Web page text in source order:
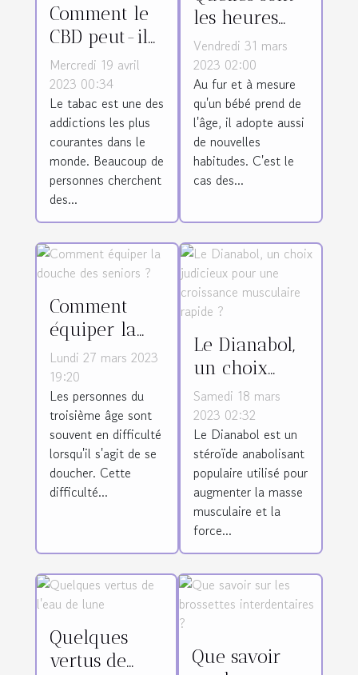
Comment le
CBD peut-il
être utilisé
comme une
alternative au
tabac ?
Mercredi 19 avril
2023 00:34
Le tabac est une des
addictions les plus
courantes dans le
monde. Beaucoup de
personnes cherchent
des...
les heures
d'éveil d'un
nourrisson de
4 mois ?
Vendredi 31 mars
2023 02:00
Au fur et à mesure
qu'un bébé prend de
l'âge, il adopte aussi
de nouvelles
habitudes. C'est le
cas des...
Comment
équiper la
douche des
seniors ?
Lundi 27 mars 2023
19:20
Les personnes du
troisième âge sont
souvent en difficulté
lorsqu'il s'agit de se
doucher. Cette
difficulté...
Le Dianabol,
un choix
judicieux
pour une
croissance
musculaire
rapide ?
Samedi 18 mars
2023 02:32
Le Dianabol est un
stéroïde anabolisant
populaire utilisé pour
augmenter la masse
musculaire et la
force...
Quelques
vertus de
Que savoir